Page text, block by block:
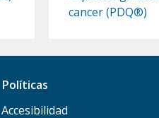
cancer (PDQ®)
Políticas
Accesibilidad